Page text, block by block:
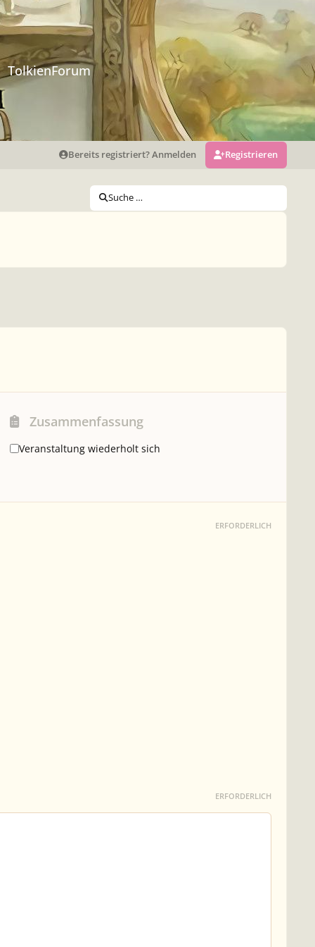
TolkienForum
Bereits registriert? Anmelden Registrieren
Suche …
Zusammenfassung
Veranstaltung wiederholt sich
ERFORDERLICH
ERFORDERLICH